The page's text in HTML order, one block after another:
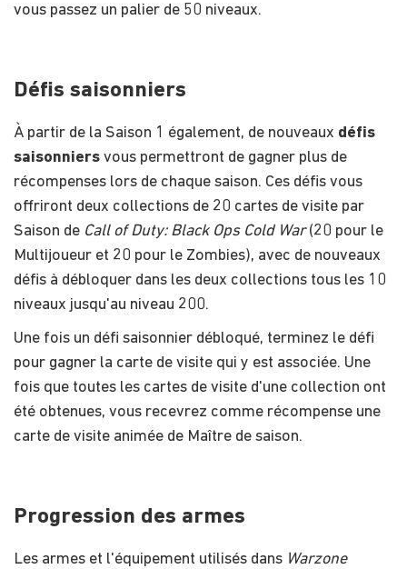
vous passez un palier de 50 niveaux.
Défis saisonniers
À partir de la Saison 1 également, de nouveaux défis
saisonniers vous permettront de gagner plus de
récompenses lors de chaque saison. Ces défis vous
offriront deux collections de 20 cartes de visite par
Saison de Call of Duty: Black Ops Cold War(20 pour le
Multijoueur et 20 pour le Zombies), avec de nouveaux
défis à débloquer dans les deux collections tous les 10
niveaux jusqu'au niveau 200.
Une fois un défi saisonnier débloqué, terminez le défi
pour gagner la carte de visite qui y est associée. Une
fois que toutes les cartes de visite d'une collection ont
été obtenues, vous recevrez comme récompense une
carte de visite animée de Maître de saison.
Progression des armes
Les armes et l'équipement utilisés dans Warzone